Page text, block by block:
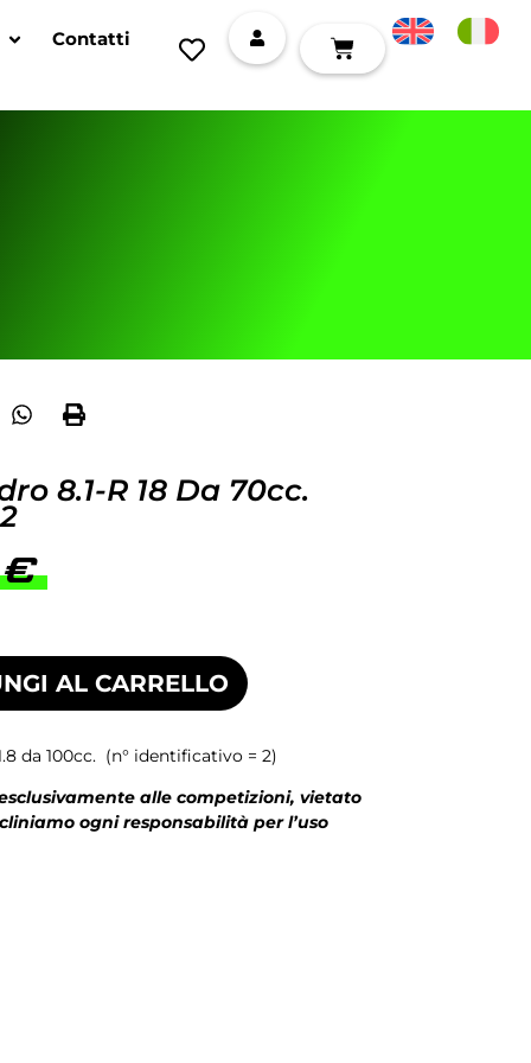
Contatti
8.1-R 18 Da 70cc.
€
AL CARRELLO
da 100cc. (n° identificativo = 2)
alle competizioni, vietato
ogni responsabilità per l’uso